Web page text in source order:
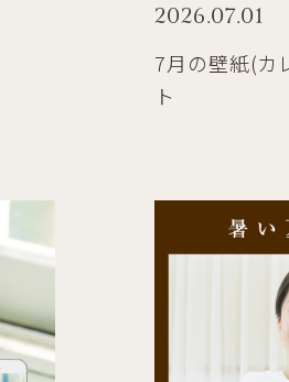
2026.07.01
7月の壁紙(カ
ト